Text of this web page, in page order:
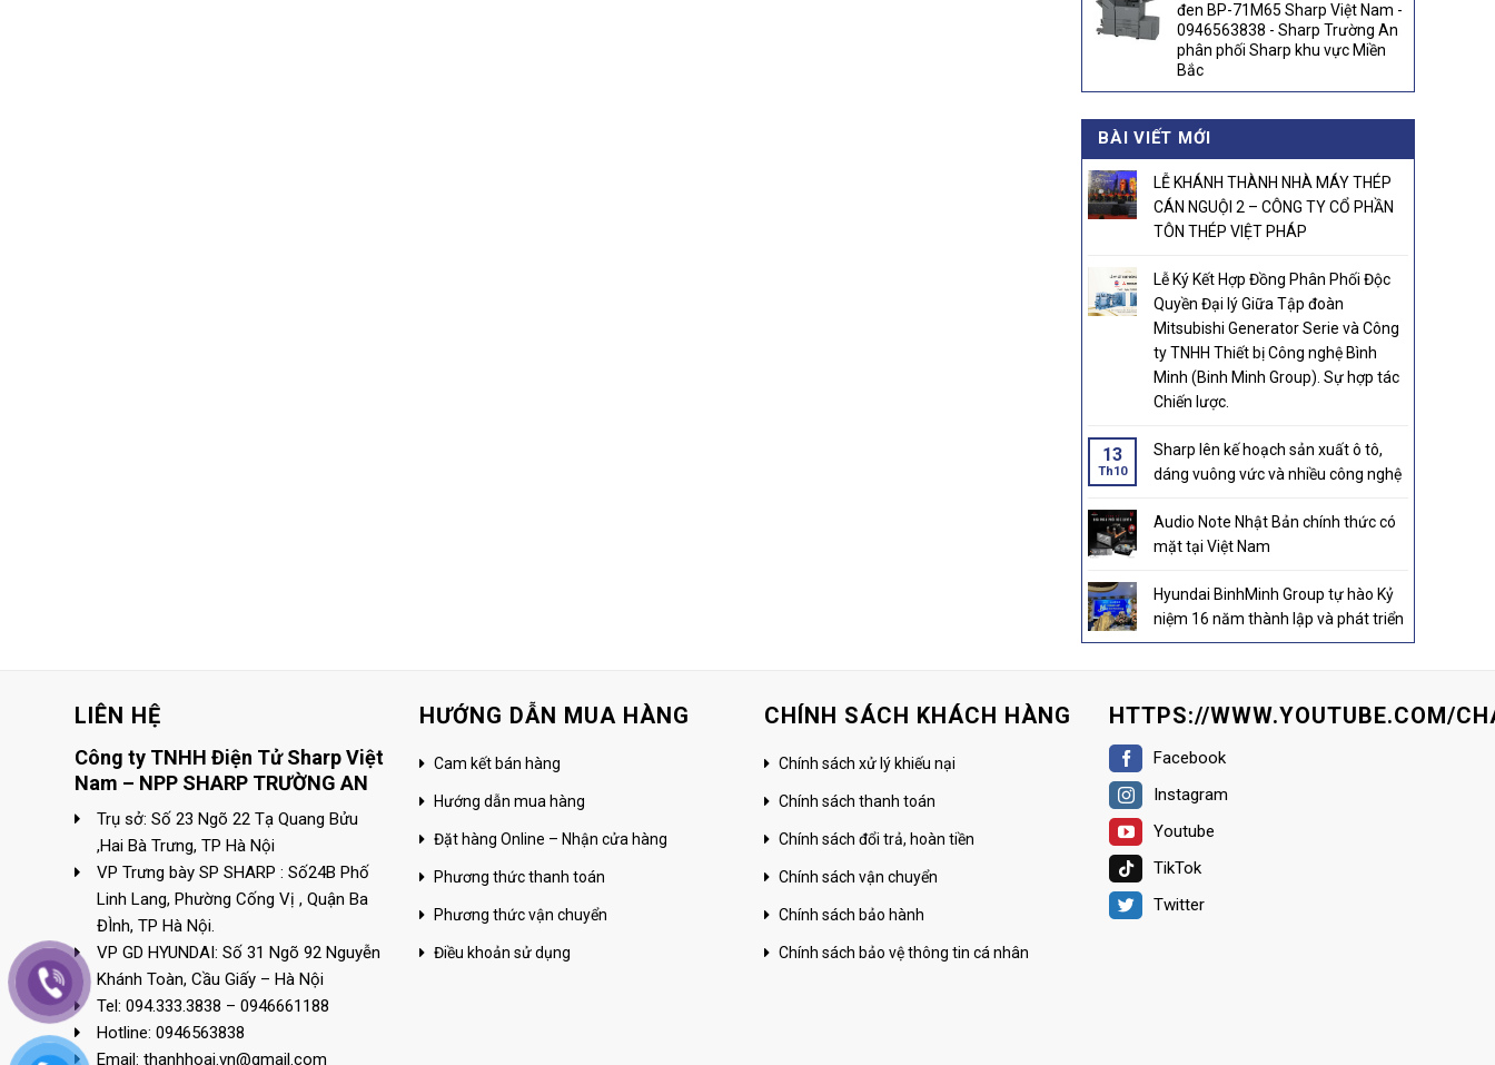
đen BP-71M65 Sharp Việt Nam -
0946563838 - Sharp Trường An
phân phối Sharp khu vực Miền
Bắc
BÀI VIẾT MỚI
LỄ KHÁNH THÀNH NHÀ MÁY THÉP
CÁN NGUỘI 2 – CÔNG TY CỔ PHẦN
TÔN THÉP VIỆT PHÁP
Lễ Ký Kết Hợp Đồng Phân Phối Độc
Quyền Đại lý Giữa Tập đoàn
Mitsubishi Generator Serie và Công
ty TNHH Thiết bị Công nghệ Bình
Minh (Binh Minh Group). Sự hợp tác
Chiến lược.
13
Th10
Sharp lên kế hoạch sản xuất ô tô,
dáng vuông vức và nhiều công nghệ
Audio Note Nhật Bản chính thức có
mặt tại Việt Nam
Hyundai BinhMinh Group tự hào Kỷ
niệm 16 năm thành lập và phát triển
LIÊN HỆ
Công ty TNHH Điện Tử Sharp Việt
Nam – NPP SHARP TRƯỜNG AN
Trụ sở: Số 23 Ngõ 22 Tạ Quang Bửu
,Hai Bà Trưng, TP Hà Nội
VP Trưng bày SP SHARP : Số24B Phố
Linh Lang, Phường Cống Vị , Quận Ba
ĐÌnh, TP Hà Nội.
VP GD HYUNDAI: Số 31 Ngõ 92 Nguyễn
Khánh Toàn, Cầu Giấy – Hà Nội
Tel: 094.333.3838 – 0946661188
Hotline: 0946563838
Email: thanhhoai.vn@gmail.com
HƯỚNG DẪN MUA HÀNG
Cam kết bán hàng
Hướng dẫn mua hàng
Đặt hàng Online – Nhận cửa hàng
Phương thức thanh toán
Phương thức vận chuyển
Điều khoản sử dụng
CHÍNH SÁCH KHÁCH HÀNG
Chính sách xử lý khiếu nại
Chính sách thanh toán
Chính sách đổi trả, hoàn tiền
Chính sách vận chuyển
Chính sách bảo hành
Chính sách bảo vệ thông tin cá nhân
HTTPS://WWW.YOUTUBE.COM/
Facebook
Instagram
Youtube
TikTok
Twitter